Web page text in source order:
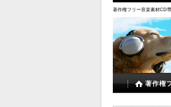
著作権フリー音楽素材CD
著作権